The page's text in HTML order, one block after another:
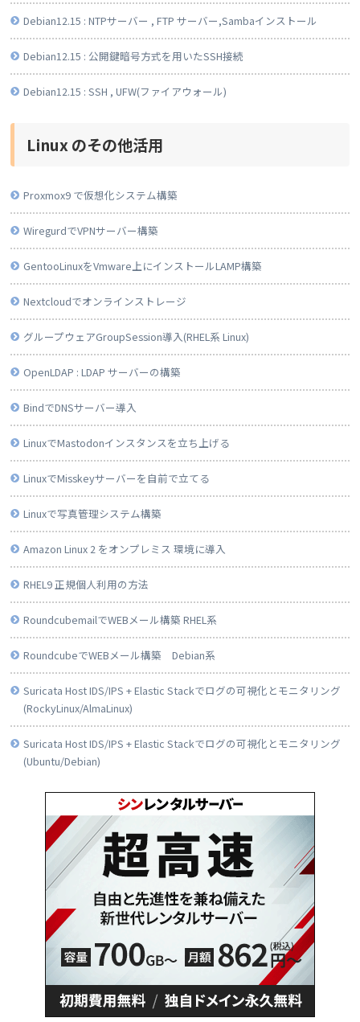
Debian12.15 : NTPサーバー , FTP サーバー,Sambaインストール
Debian12.15 : 公開鍵暗号方式を用いたSSH接続
Debian12.15 : SSH , UFW(ファイアウォール)
Linux のその他活用
Proxmox9 で仮想化システム構築
WiregurdでVPNサーバー構築
GentooLinuxをVmware上にインストールLAMP構築
Nextcloudでオンラインストレージ
グループウェアGroupSession導入(RHEL系 Linux)
OpenLDAP : LDAP サーバーの構築
BindでDNSサーバー導入
LinuxでMastodonインスタンスを立ち上げる
LinuxでMisskeyサーバーを自前で立てる
Linuxで写真管理システム構築
Amazon Linux 2 をオンプレミス 環境に導入
RHEL9 正規個人利用の方法
RoundcubemailでWEBメール構築 RHEL系
RoundcubeでWEBメール構築 Debian系
Suricata Host IDS/IPS + Elastic Stackでログの可視化とモニタリング
(RockyLinux/AlmaLinux)
Suricata Host IDS/IPS + Elastic Stackでログの可視化とモニタリング
(Ubuntu/Debian)